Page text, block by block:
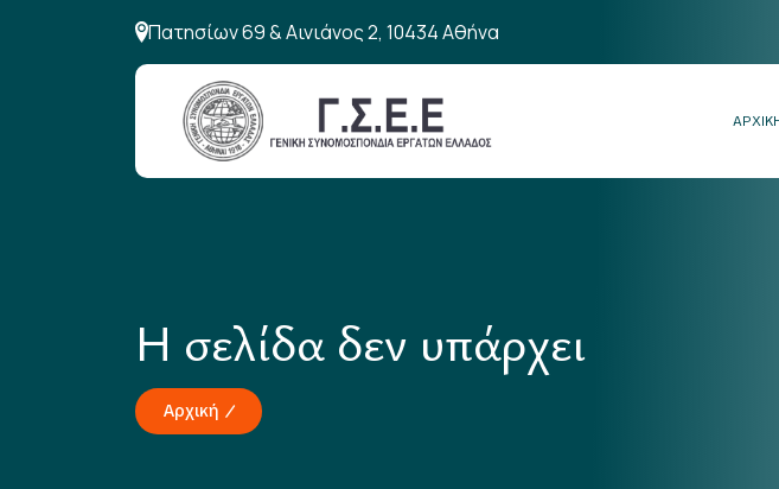
Πατησίων 69 & Αινιάνος 2, 10434 Αθήνα
Η σελίδα δεν υπάρχει
Αρχική